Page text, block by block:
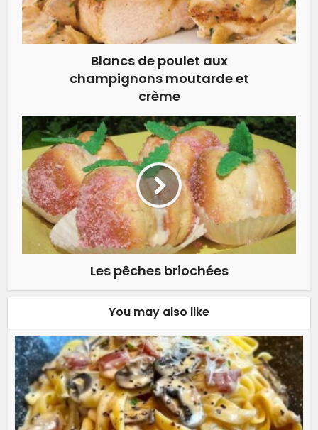
Blancs de poulet aux
champignons moutarde et
crème
Les pêches briochées
You may also like